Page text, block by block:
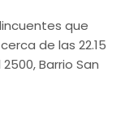
que
de las 22.15
Barrio San